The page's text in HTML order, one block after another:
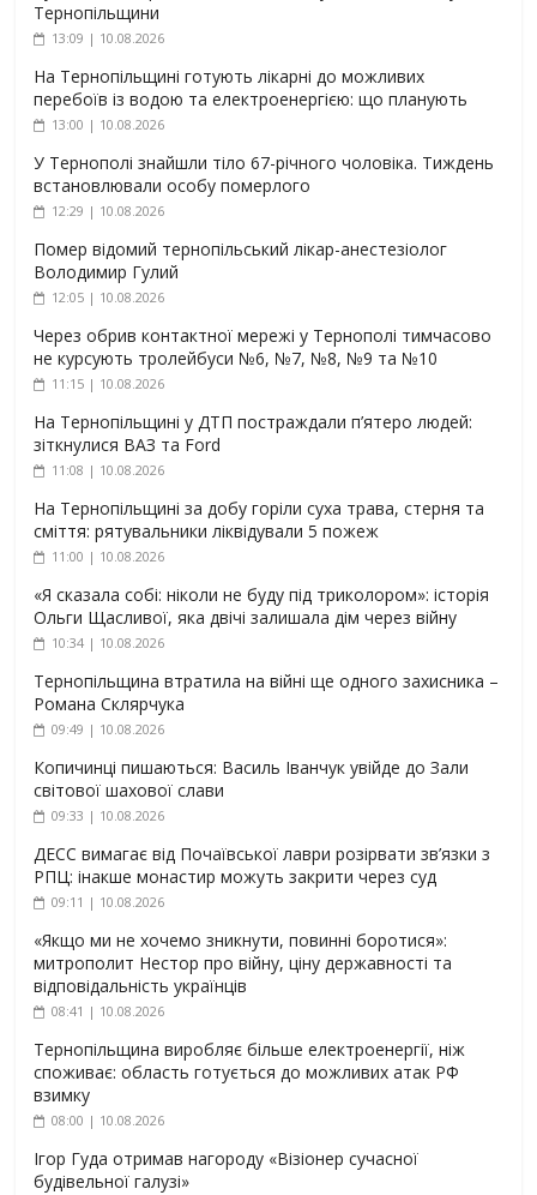
Тернопільщини
13:09 | 10.08.2026
На Тернопільщині готують лікарні до можливих
перебоїв із водою та електроенергією: що планують
13:00 | 10.08.2026
У Тернополі знайшли тіло 67-річного чоловіка. Тиждень
встановлювали особу померлого
12:29 | 10.08.2026
Помер відомий тернопільський лікар-анестезіолог
Володимир Гулий
12:05 | 10.08.2026
Через обрив контактної мережі у Тернополі тимчасово
не курсують тролейбуси №6, №7, №8, №9 та №10
11:15 | 10.08.2026
На Тернопільщині у ДТП постраждали п’ятеро людей:
зіткнулися ВАЗ та Ford
11:08 | 10.08.2026
На Тернопільщині за добу горіли суха трава, стерня та
сміття: рятувальники ліквідували 5 пожеж
11:00 | 10.08.2026
«Я сказала собі: ніколи не буду під триколором»: історія
Ольги Щасливої, яка двічі залишала дім через війну
10:34 | 10.08.2026
Тернопільщина втратила на війні ще одного захисника –
Романа Склярчука
09:49 | 10.08.2026
Копичинці пишаються: Василь Іванчук увійде до Зали
світової шахової слави
09:33 | 10.08.2026
ДЕСС вимагає від Почаївської лаври розірвати зв’язки з
РПЦ: інакше монастир можуть закрити через суд
09:11 | 10.08.2026
«Якщо ми не хочемо зникнути, повинні боротися»:
митрополит Нестор про війну, ціну державності та
відповідальність українців
08:41 | 10.08.2026
Тернопільщина виробляє більше електроенергії, ніж
споживає: область готується до можливих атак РФ
взимку
08:00 | 10.08.2026
Ігор Гуда отримав нагороду «Візіонер сучасної
будівельної галузі»